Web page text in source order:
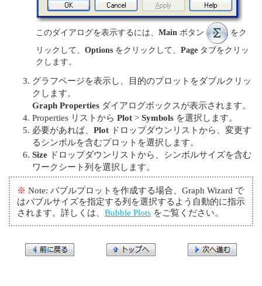
このダイアログを表示するには、 Main ボタン
をク
リックして、 Optionsをクリックして、 Pageタブをクリッ
クします。
グラフページを表示し、目的のプロットをダブルクリッ
クします。
Graph Properties ダイアログボックスが表示されます。
Properties リストから Plot > Symbols を選択します。
必要があれば、 Plot ドロップダウンリストから、変更す
るシンボルを含むプロットを選択します。
Size ドロップダウンリストから、シンボルサイズを含む
ワークシート列を選択します。
※ Note: バブルプロットを作成する場合、Graph Wizard で
はバブルサイズを指定する列を選択するよう自動的に指示
されます。詳しくは、 Bubble Plots をご覧ください。